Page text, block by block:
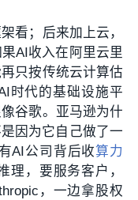
看；后来加上云，
AI收入在阿里云里
只按传统云计算估
时代的基础设施平
谷歌。亚马逊为什
因为它自己做了一
AI公司背后收算力
理，要服务客户，
，一边拿股权